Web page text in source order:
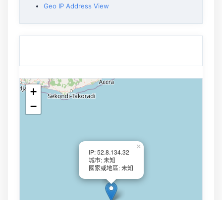
Geo IP Address View
IP: 52.8.134.32
城市: 未知
國家或地區: 未知
×
+
−